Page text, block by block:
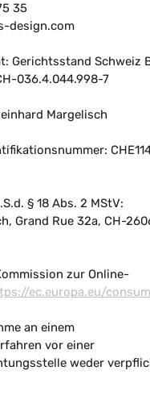
35
design.com
Gerichtsstand Schweiz
036.4.044.998-7
Margelisch
§ 18 Abs. 2 MStV:
Grand Rue 32a, CH-
zur Online-
ec.europa.eu/
an einem
vor einer
weder